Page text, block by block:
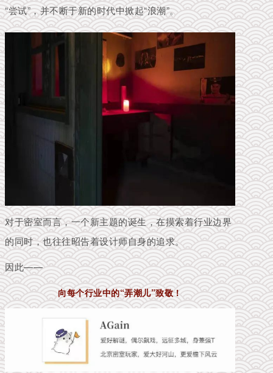
“尝试”，并不断于新的时代中掀起“浪潮”。
对于密室而言，一个新主题的诞生，在摸索着行业边界
的同时，也往往昭告着设计师自身的追求。
因此——
向每个行业中的“弄潮儿”致敬！